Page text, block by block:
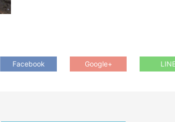
Facebook Google+